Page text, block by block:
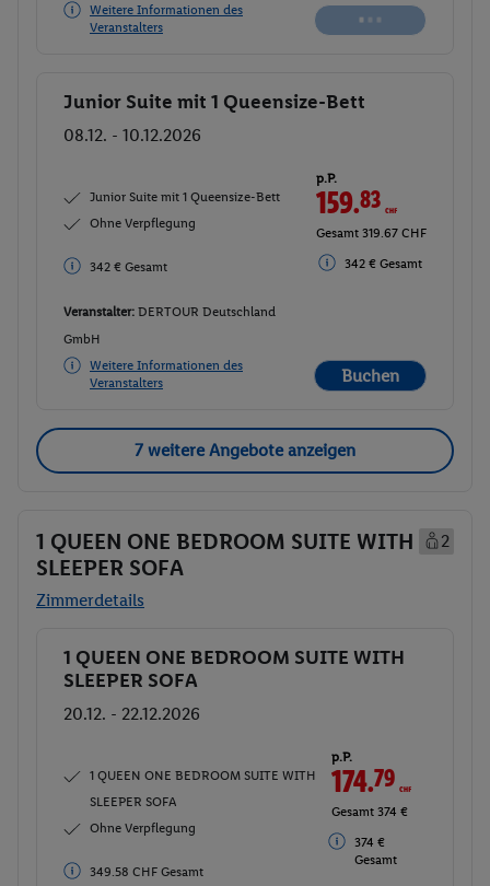
Weitere Informationen des
Veranstalters
Buchen
Buchen
Junior Suite mit 1 Queensize-Bett
08.12. - 10.12.2026
Junior Suite mit 1 Queensize-Bett
Ohne Verpflegung
342 € Gesamt
p.P.
159.83CHF
Gesamt 319.67 CHF
342 € Gesamt
Veranstalter: DERTOUR Deutschland
GmbH
Weitere Informationen des
Veranstalters
Buchen
7 weitere Angebote anzeigen
1 QUEEN ONE BEDROOM SUITE WITH
SLEEPER SOFA
2
Zimmerdetails
Buchen
1 QUEEN ONE BEDROOM SUITE WITH
SLEEPER SOFA
20.12. - 22.12.2026
1 QUEEN ONE BEDROOM SUITE WITH
SLEEPER SOFA
Ohne Verpflegung
376 € Gesamt
p.P.
175.72 CHF
Gesamt 351.45
376 €